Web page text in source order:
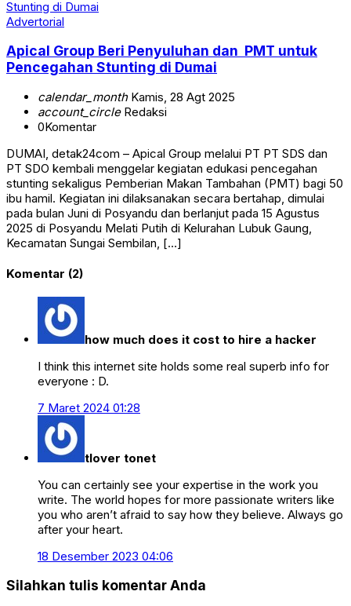
Advertorial
Apical Group Beri Penyuluhan dan PMT untuk
Pencegahan Stunting di Dumai
calendar_monthKamis, 28 Agt 2025
account_circleRedaksi
0Komentar
DUMAI, detak24com – Apical Group melalui PT PT SDS dan
PT SDO kembali menggelar kegiatan edukasi pencegahan
stunting sekaligus Pemberian Makan Tambahan (PMT) bagi 50
ibu hamil. Kegiatan ini dilaksanakan secara bertahap, dimulai
pada bulan Juni di Posyandu dan berlanjut pada 15 Agustus
2025 di Posyandu Melati Putih di Kelurahan Lubuk Gaung,
Kecamatan Sungai Sembilan, […]
Komentar (2)
how much does it cost to hire a hacker
I think this internet site holds some real superb info for
everyone : D.
7 Maret 2024 01:28
tlover tonet
You can certainly see your expertise in the work you
write. The world hopes for more passionate writers like
you who aren’t afraid to say how they believe. Always go
after your heart.
18 Desember 2023 04:06
Silahkan tulis komentar Anda